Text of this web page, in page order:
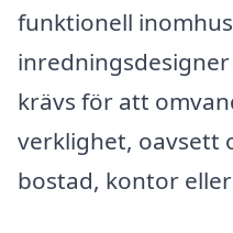
funktionell
krävs för att
verklighet, oavsett
bostad, kontor